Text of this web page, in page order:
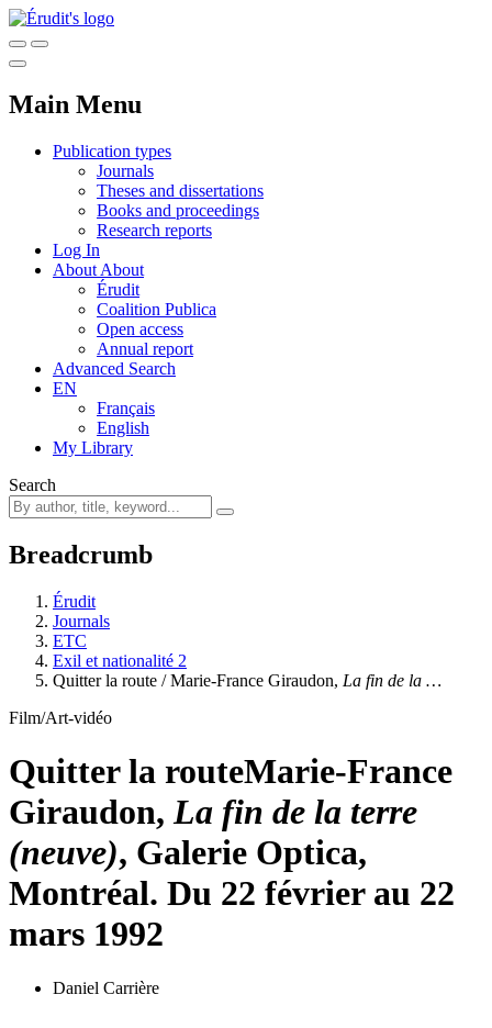
Main Menu
Publication types
Journals
Theses and dissertations
Books and proceedings
Research reports
Log In
About About
Érudit
Coalition Publica
Open access
Annual report
Advanced Search
EN
Français
English
My Library
Search
Breadcrumb
Érudit
Journals
ETC
Exil et nationalité 2
Quitter la route / Marie-France Giraudon, La fin de la …
Film/Art-vidéo
Quitter la routeMarie-France
Giraudon, La fin de la terre
(neuve), Galerie Optica,
Montréal. Du 22 février au 22
mars 1992
Daniel Carrière